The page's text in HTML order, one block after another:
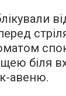
біля
авеню.